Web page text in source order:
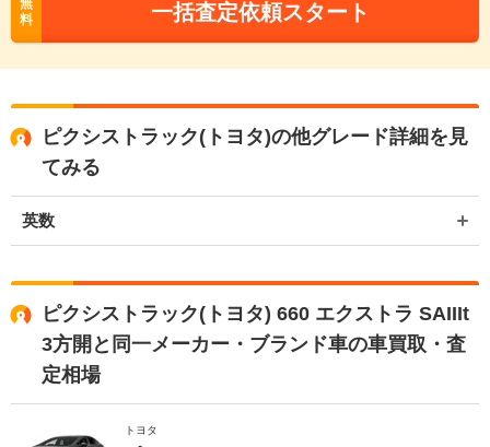
料
一括査定依頼スタート
ピクシストラック(トヨタ)の他グレード詳細を見
てみる
英数
ピクシストラック(トヨタ) 660 エクストラ SAIIIt
3方開と同一メーカー・ブランド車の車買取・査
定相場
トヨタ